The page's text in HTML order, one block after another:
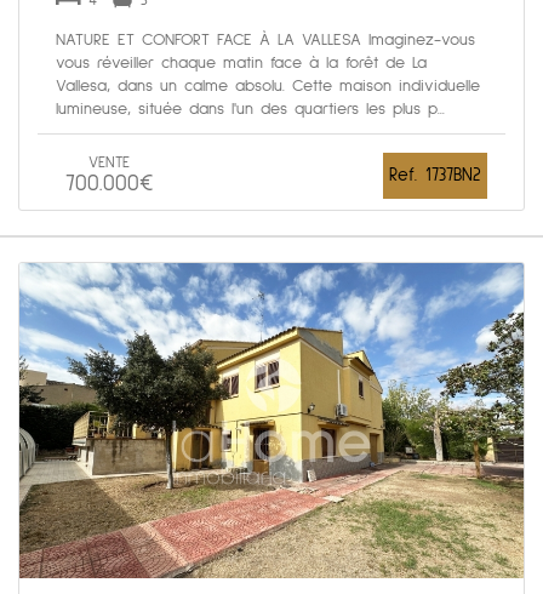
NATURE ET CONFORT FACE À LA VALLESA Imaginez-vous
vous réveiller chaque matin face à la forêt de La
Vallesa, dans un calme absolu. Cette maison individuelle
lumineuse, située dans l'un des quartiers les plus p...
VENTE
700.000€ Ref. 1737BN2